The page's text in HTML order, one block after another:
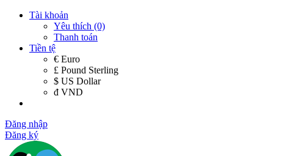
Tài khoản
Yêu thích (0)
Thanh toán
Tiền tệ
€ Euro
£ Pound Sterling
$ US Dollar
đ VND
Đăng nhập
Đăng ký